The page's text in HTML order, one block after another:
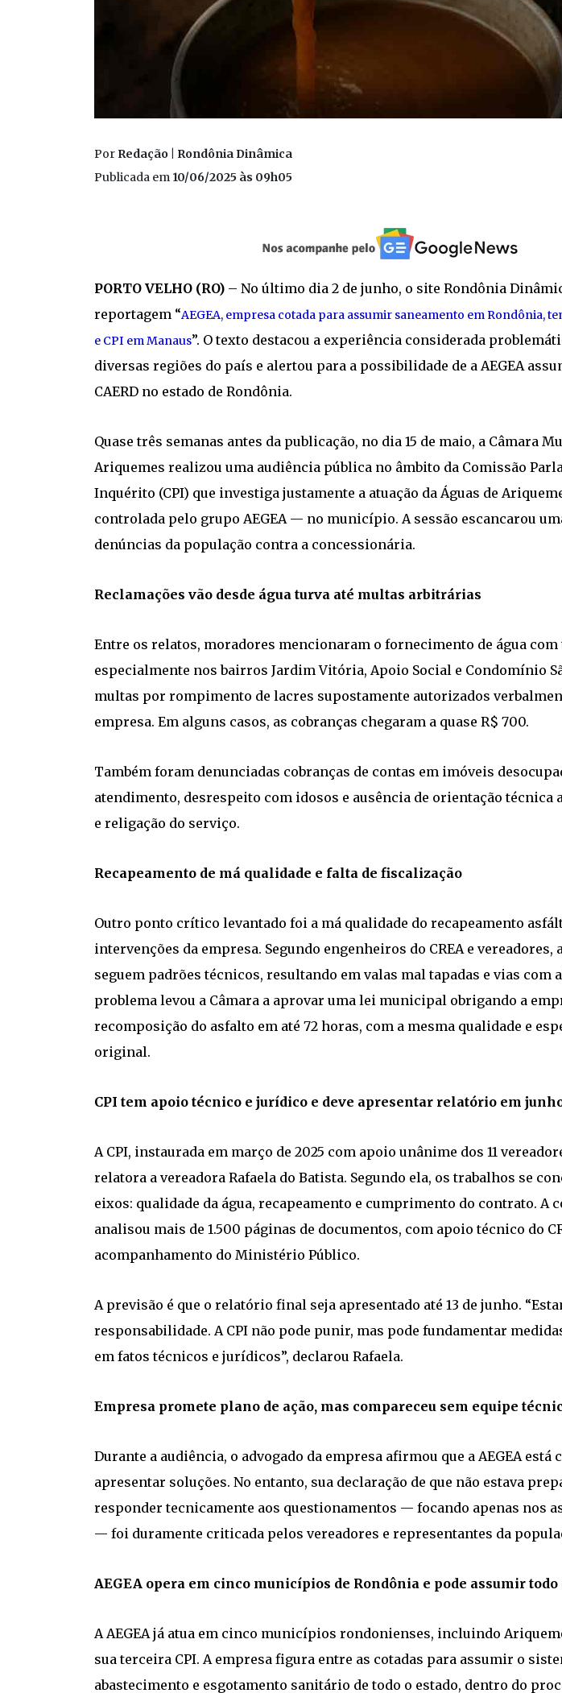
Por Redação | Rondônia Dinâmica
Publicada em 10/06/2025 às 09h05
PORTO VELHO (RO) – No último dia 2 de junho, o site Rondônia
reportagem “AEGEA, empresa cotada para assumir saneamento em Rondônia,
e CPI em Manaus”. O texto destacou a experiência considerada
diversas regiões do país e alertou para a possibilidade de a AEGEA
CAERD no estado de Rondônia.
Quase três semanas antes da publicação, no dia 15 de maio, a Câmara
Ariquemes realizou uma audiência pública no âmbito da Comissão
Inquérito (CPI) que investiga justamente a atuação da Águas de
controlada pelo grupo AEGEA — no município. A sessão escancarou
denúncias da população contra a concessionária.
Reclamações vão desde água turva até multas arbitrárias
Entre os relatos, moradores mencionaram o fornecimento de água com
especialmente nos bairros Jardim Vitória, Apoio Social e Condomínio
multas por rompimento de lacres supostamente autorizados
empresa. Em alguns casos, as cobranças chegaram a quase R$ 700.
Também foram denunciadas cobranças de contas em imóveis
atendimento, desrespeito com idosos e ausência de orientação técnica
e religação do serviço.
Recapeamento de má qualidade e falta de fiscalização
Outro ponto crítico levantado foi a má qualidade do recapeamento
intervenções da empresa. Segundo engenheiros do CREA e vereadores,
seguem padrões técnicos, resultando em valas mal tapadas e vias com
problema levou a Câmara a aprovar uma lei municipal obrigando a
recomposição do asfalto em até 72 horas, com a mesma qualidade e
original.
CPI tem apoio técnico e jurídico e deve apresentar relatório em
A CPI, instaurada em março de 2025 com apoio unânime dos 11
relatora a vereadora Rafaela do Batista. Segundo ela, os trabalhos se
eixos: qualidade da água, recapeamento e cumprimento do contrato. A
analisou mais de 1.500 páginas de documentos, com apoio técnico do
acompanhamento do Ministério Público.
A previsão é que o relatório final seja apresentado até 13 de junho.
responsabilidade. A CPI não pode punir, mas pode fundamentar
em fatos técnicos e jurídicos”, declarou Rafaela.
Empresa promete plano de ação, mas compareceu sem equipe
Durante a audiência, o advogado da empresa afirmou que a AEGEA está
apresentar soluções. No entanto, sua declaração de que não estava
responder tecnicamente aos questionamentos — focando apenas nos
— foi duramente criticada pelos vereadores e representantes da
AEGEA opera em cinco municípios de Rondônia e pode assumir todo
A AEGEA já atua em cinco municípios rondonienses, incluindo
sua terceira CPI. A empresa figura entre as cotadas para assumir o
abastecimento e esgotamento sanitário de todo o estado, dentro do